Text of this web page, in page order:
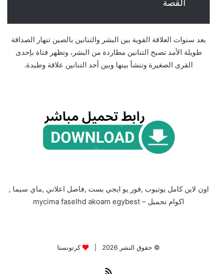
القصة
بعد سنوات العلاقة القوية بين البشر والتنانين بالصين تنهار الصداقة
طويلة الأمد تصبح التنانين مطاردة من البشر، وتظهر فتاة بإحدى
القرى الصغيرة وتنشأ بينها وبين أحد التنانين علاقة وطيدة.
اون لاين كامل يوتيوب ,فور يو ايجي بست ,فاصل اعلاني ,ماي سيما ,
اكوام تحميل – mycima faselhd akoam egybest
© حقوق النشر 2026 | كرتونستا
ملخص